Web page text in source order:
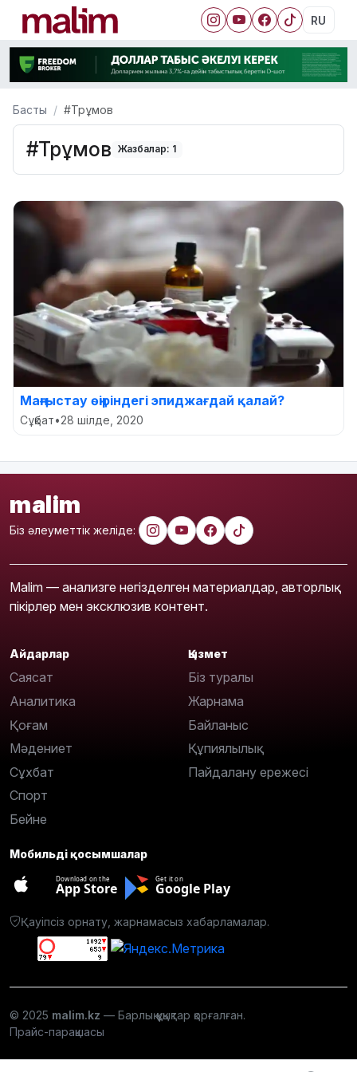
RU
Басты #Трұмов
#Трұмов Жазбалар: 1
Маңғыстау өңіріндегі эпиджағдай қалай?
Сұқбат•28 шілде, 2020
malim
Біз әлеуметтік желіде:
Malim — анализге негізделген материалдар, авторлық
пікірлер мен эксклюзив контент.
Айдарлар
Саясат
Аналитика
Қоғам
Мәдениет
Сұхбат
Спорт
Бейне
Қызмет
Біз туралы
Жарнама
Байланыс
Құпиялылық
Пайдалану ережесі
Мобильді қосымшалар
Download on the
App Store
Get it on
Google Play
Қауіпсіз орнату, жарнамасыз хабарламалар.
© 2025 malim.kz — Барлық құқықтар қорғалған.
Прайс-парақшасы